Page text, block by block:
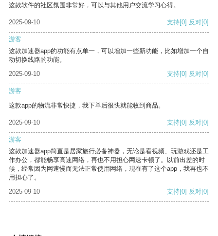
这款软件的社区氛围非常好，可以与其他用户交流学习心得。
2025-09-10 支持[0] 反对[0]
游客
这款加速器app的功能有点单一，可以增加一些新功能，比如增加一个自
动切换线路的功能。
2025-09-10
支持[0] 反对[0]
游客
这款app的物流非常快捷，我下单后很快就能收到商品。
2025-09-10 支持[0] 反对[0]
游客
这款加速器app简直是居家旅行必备神器，无论是看视频、玩游戏还是工
作办公，都能畅享高速网络，再也不用担心网速卡顿了。以前出差的时
候，经常因为网速慢而无法正常使用网络，现在有了这个app，我再也不
用担心了。
2025-09-10
支持[0] 反对[0]